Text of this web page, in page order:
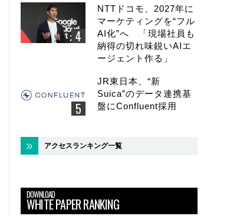
NTTドコモ、2027年に
マーケティングを“フル
AI化”へ 「現場社員も
納得の切れ味鋭いAIエ
ージェント作る」
JR東日本、“新
Suica”のデータ連携基
盤にConfluent採用
アクセスランキング一覧
DOWNLOAD
WHITE PAPER RANKING